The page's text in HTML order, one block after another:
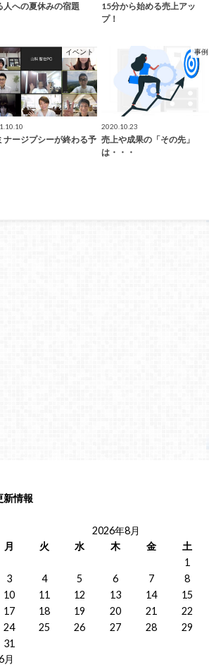
人への夏休みの宿題
15分から始める売上アッ
プ！
イベント
ナージプシーが終わる予
事例
2020.10.23
売上や成果の「その先」
は・・・
新情報
2026年8月
月
火 水 木 金 土
1
3
4 5 6 7 8
10
11 12 13 14 15
17
18 19 20 21 22
24
25 26 27 28 29
31
月